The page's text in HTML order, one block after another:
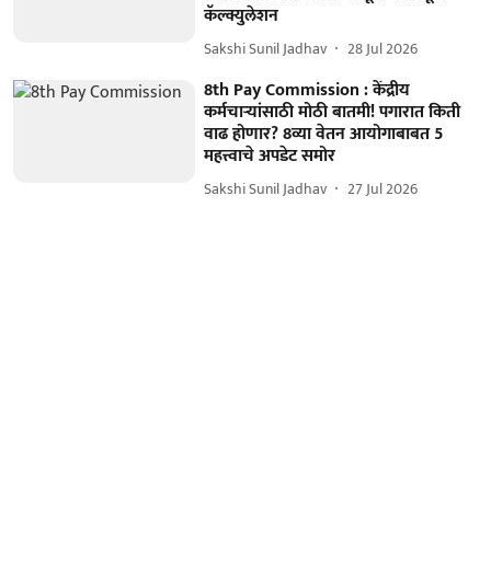
कॅल्क्युलेशन
Sakshi Sunil Jadhav 28 Jul 2026
8th Pay Commission : केंद्रीय
कर्मचाऱ्यांसाठी मोठी बातमी! पगारात किती
वाढ होणार? 8व्या वेतन आयोगाबाबत 5
महत्त्वाचे अपडेट समोर
Sakshi Sunil Jadhav 27 Jul 2026